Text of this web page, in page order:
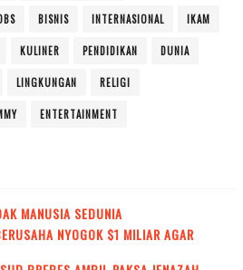
BISNIS INTERNASIONAL IKAM
KULINER PENDIDIKAN DUNIA
LINGKUNGAN RELIGI
ENTERTAINMENT
MANUSIA SEDUNIA
NYOGOK $1 MILIAR AGAR